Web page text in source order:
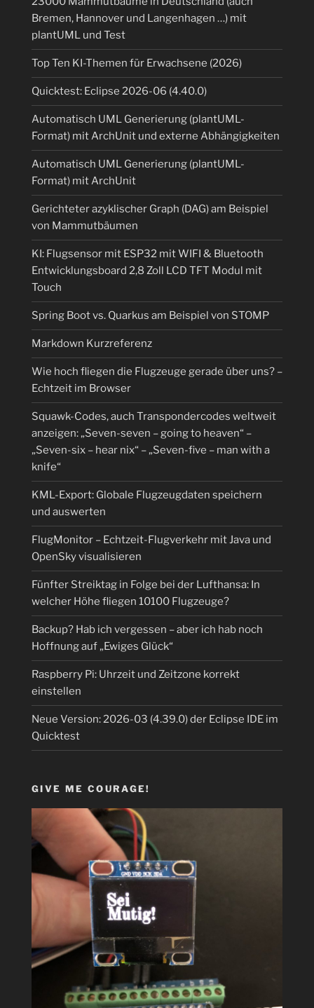
Bremen, Hannover und Langenhagen …) mit
plantUML und Test
Top Ten KI-Themen für Erwachsene (2026)
Quicktest: Eclipse 2026-06 (4.40.0)
Automatisch UML Generierung (plantUML-
Format) mit ArchUnit und externe Abhängigkeiten
Automatisch UML Generierung (plantUML-
Format) mit ArchUnit
Gerichteter azyklischer Graph (DAG) am Beispiel
von Mammutbäumen
KI: Flugsensor mit ESP32 mit WIFI & Bluetooth
Entwicklungsboard 2,8 Zoll LCD TFT Modul mit
Touch
Spring Boot vs. Quarkus am Beispiel von STOMP
Markdown Kurzreferenz
Wie hoch fliegen die Flugzeuge gerade über uns? –
Echtzeit im Browser
Squawk-Codes, auch Transpondercodes weltweit
anzeigen: „Seven-seven – going to heaven“ –
„Seven-six – hear nix“ – „Seven-five – man with a
knife“
KML-Export: Globale Flugzeugdaten speichern
und auswerten
FlugMonitor – Echtzeit-Flugverkehr mit Java und
OpenSky visualisieren
Fünfter Streiktag in Folge bei der Lufthansa: In
welcher Höhe fliegen 10100 Flugzeuge?
Backup? Hab ich vergessen – aber ich hab noch
Hoffnung auf „Ewiges Glück“
Raspberry Pi: Uhrzeit und Zeitzone korrekt
einstellen
Neue Version: 2026-03 (4.39.0) der Eclipse IDE im
Quicktest
GIVE ME COURAGE!